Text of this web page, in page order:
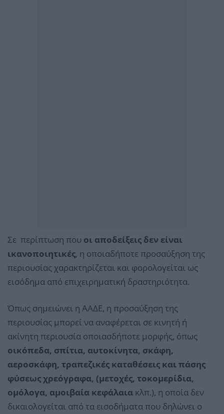
Σε περίπτωση που οι αποδείξεις δεν είναι
ικανοποιητικές, η οποιαδήποτε προσαύξηση της
περιουσίας χαρακτηρίζεται και φορολογείται ως
εισόδημα από επιχειρηματική δραστηριότητα.
Όπως σημειώνει η ΑΑΔΕ, η προσαύξηση της
περιουσίας μπορεί να αναφέρεται σε κινητή ή
ακίνητη περιουσία οποιασδήποτε μορφής, όπως
οικόπεδα, σπίτια, αυτοκίνητα, σκάφη,
αεροσκάφη, τραπεζικές καταθέσεις και πάσης
φύσεως χρεόγραφα, (μετοχές, τοκομερίδια,
ομόλογα, αμοιβαία κεφάλαια κλπ.), η οποία δεν
δικαιολογείται από τα εισοδήματα που δηλώνει ο